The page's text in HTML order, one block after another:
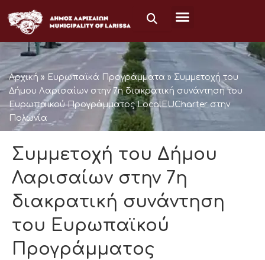
στο
περιεχόμενο
Αρχική » Ευρωπαϊκά Προγράμματα » Συμμετοχή του
Δήμου Λαρισαίων στην 7η διακρατική συνάντηση του
Ευρωπαϊκού Προγράμματος LocalEUCharter στην
Πολωνία
Συμμετοχή του Δήμου
Λαρισαίων στην 7η
διακρατική συνάντηση
του Ευρωπαϊκού
Προγράμματος